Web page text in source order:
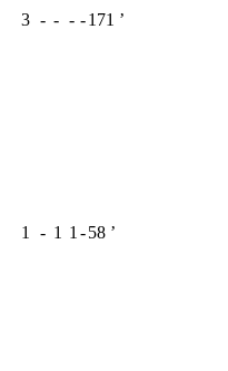
3 - - - -171 ʼ
1 - 1 1 -58 ʼ